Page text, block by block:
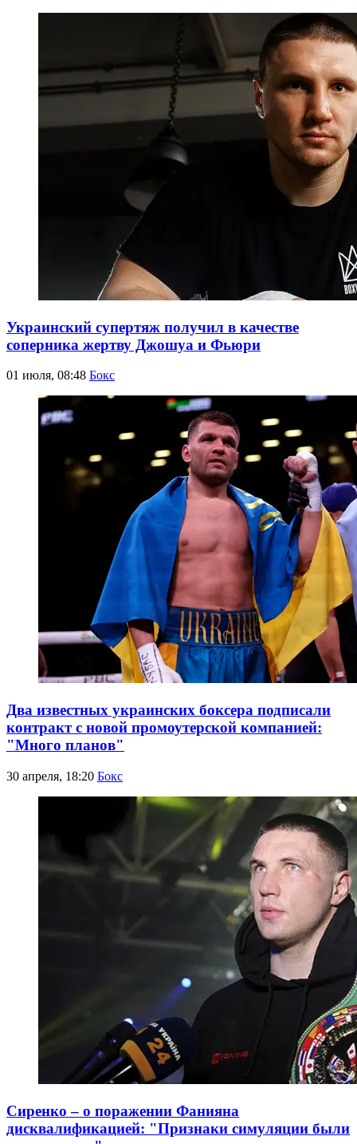
Украинский супертяж получил в качестве
соперника жертву Джошуа и Фьюри
01 июля, 08:48 Бокс
Два известных украинских боксера подписали
контракт с новой промоутерской компанией:
"Много планов"
30 апреля, 18:20 Бокс
Сиренко – о поражении Фанияна
дисквалификацией: "Признаки симуляции были